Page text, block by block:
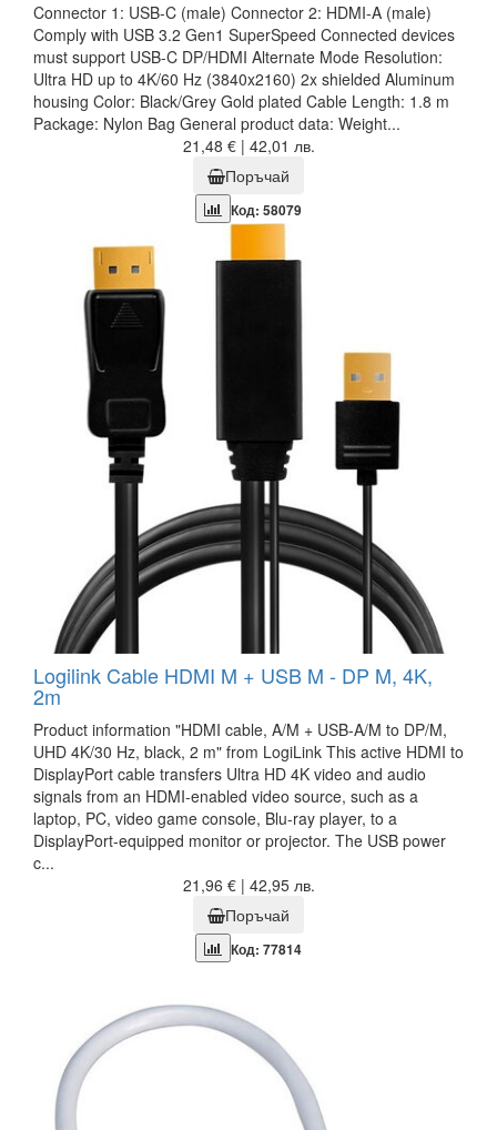
Connector 1: USB-C (male) Connector 2: HDMI-A (male)
Comply with USB 3.2 Gen1 SuperSpeed Connected devices
must support USB-C DP/HDMI Alternate Mode Resolution:
Ultra HD up to 4K/60 Hz (3840x2160) 2x shielded Aluminum
housing Color: Black/Grey Gold plated Cable Length: 1.8 m
Package: Nylon Bag General product data: Weight...
21,48 € | 42,01 лв.
Поръчай
Код: 58079
Logilink Cable HDMI M + USB M - DP M, 4K,
2m
Product information "HDMI cable, A/M + USB-A/M to DP/M,
UHD 4K/30 Hz, black, 2 m" from LogiLink This active HDMI to
DisplayPort cable transfers Ultra HD 4K video and audio
signals from an HDMI-enabled video source, such as a
laptop, PC, video game console, Blu-ray player, to a
DisplayPort-equipped monitor or projector. The USB power
c...
21,96 € | 42,95 лв.
Поръчай
Код: 77814